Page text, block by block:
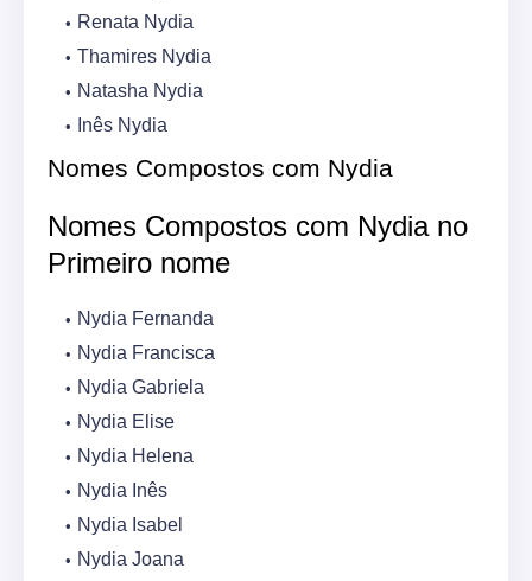
Renata Nydia
Thamires Nydia
Natasha Nydia
Inês Nydia
Nomes Compostos com Nydia
Nomes Compostos com Nydia no
Primeiro nome
Nydia Fernanda
Nydia Francisca
Nydia Gabriela
Nydia Elise
Nydia Helena
Nydia Inês
Nydia Isabel
Nydia Joana